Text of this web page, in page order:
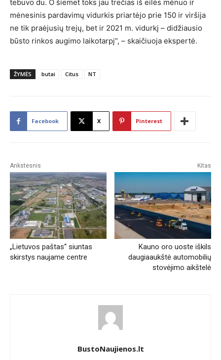
tebuvo du. O šiemet toks jau trečias iš eilės mėnuo ir
mėnesinis pardavimų vidurkis priartėjo prie 150 ir viršija
ne tik praėjusių trejų, bet ir 2021 m. vidurkį – didžiausio
būsto rinkos augimo laikotarpį“, – skaičiuoja ekspertė.
ŽYMĖS butai Citus NT
Facebook X Pinterest
Ankstesnis
„Lietuvos paštas“ siuntas
skirstys naujame centre
Kitas
Kauno oro uoste iškils
daugiaaukštė automobilių
stovėjimo aikštelė
BustoNaujienos.lt